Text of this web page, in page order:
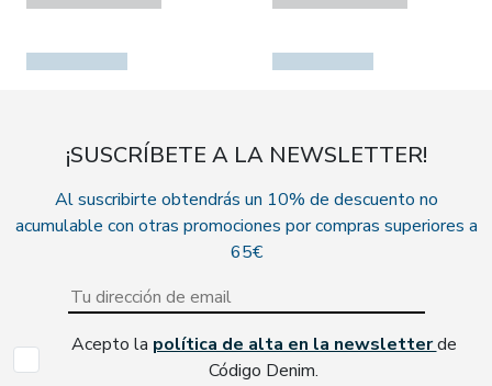
¡SUSCRÍBETE A LA NEWSLETTER!
Al suscribirte obtendrás un 10% de descuento no
acumulable con otras promociones por compras superiores a
65€
Acepto la política de alta en la newsletterde
Código Denim.